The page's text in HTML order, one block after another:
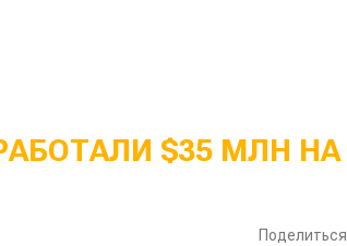
$35 МЛН НА
Поделиться